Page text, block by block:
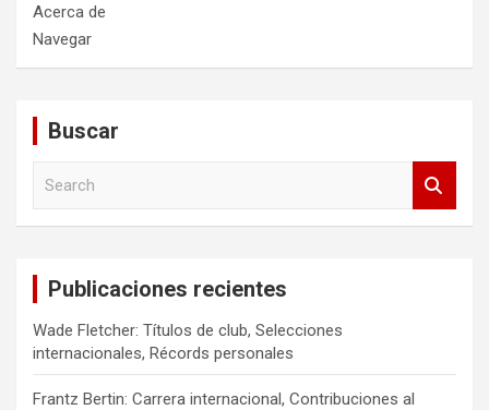
Acerca de
Navegar
Buscar
Publicaciones recientes
Wade Fletcher: Títulos de club, Selecciones
internacionales, Récords personales
Frantz Bertin: Carrera internacional, Contribuciones al